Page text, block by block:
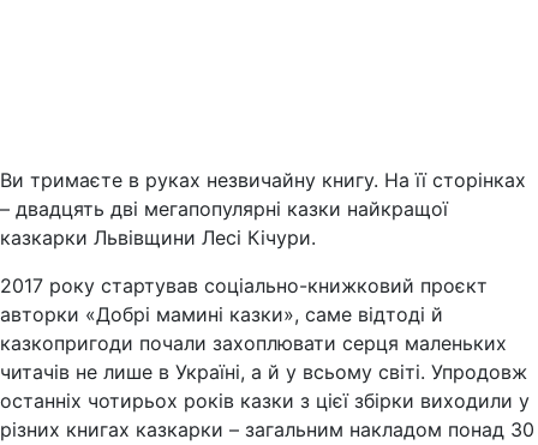
Ви тримаєте в руках незвичайну книгу. На її сторінках
– двадцять дві мегапопулярні казки найкращої
казкарки Львівщини Лесі Кічури.
2017 року стартував соціально-книжковий проєкт
авторки «Добрі мамині казки», саме відтоді й
казкопригоди почали захоплювати серця маленьких
читачів не лише в Україні, а й у всьому світі. Упродовж
останніх чотирьох років казки з цієї збірки виходили у
різних книгах казкарки – загальним накладом понад 30